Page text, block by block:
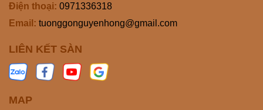
Điện thoại: 0971336318
Email: tuonggonguyenhong@gmail.com
LIÊN KẾT SÀN
MAP